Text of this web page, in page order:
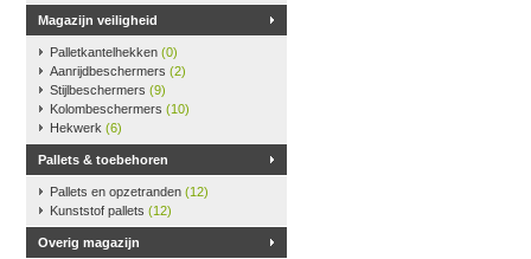
Magazijn veiligheid
Palletkantelhekken (0)
Aanrijdbeschermers (2)
Stijlbeschermers (9)
Kolombeschermers (10)
Hekwerk (6)
Pallets & toebehoren
Pallets en opzetranden (12)
Kunststof pallets (12)
Overig magazijn